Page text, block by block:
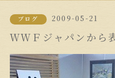
ブログ 2009-05-21
ＷＷＦジャパンから